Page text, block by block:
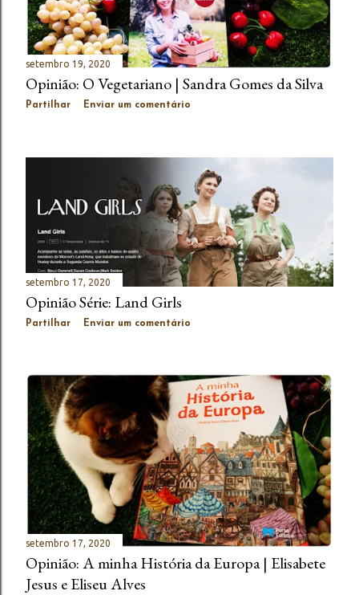
setembro 19, 2020
Opinião: O Vegetariano | Sandra Gomes da Silva
Partilhar Enviar um comentário
setembro 17, 2020
Opinião Série: Land Girls
Partilhar Enviar um comentário
setembro 17, 2020
Opinião: A minha História da Europa | Elisabete
Jesus e Eliseu Alves